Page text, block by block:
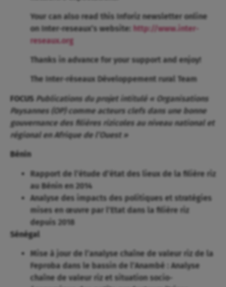
Your can also read this Inforiz newsletter online
on Inter-reseaux’s website: http://www.inter-
reseaux.org
Thanks in advance for your support and enjoy!
The Inter-réseaux Développement rural Team
FOCUS Publications du projet intitulé « Organisations
Paysannes (OP) comme acteurs clefs dans une bonne
gouvernance des filières rizicoles au niveau national et
régional en Afrique de l’Ouest »
Bénin
Rapport de l’étude d’état des lieux de la filière riz
au Bénin en 2014
Analyse des impacts des politiques et stratégies
mises en œuvre par l’Etat dans la filière riz
depuis 2018
Sénégal
Mise à jour de l’analyse chaîne de valeur riz de la
Feproba dans le bassin de l’Anambé : Analyse
chaîne de valeur riz et situation socio-